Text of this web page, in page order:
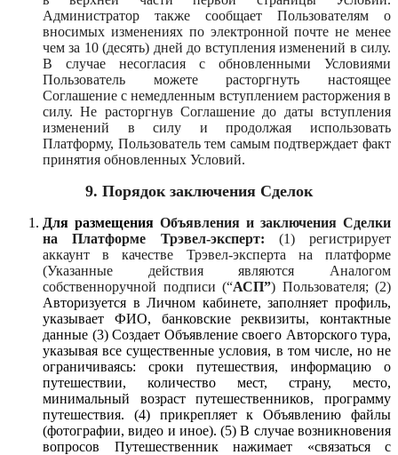
Администратор также сообщает Пользователям о
вносимых изменениях по электронной почте не менее
чем за 10 (десять) дней до вступления изменений в силу.
В случае несогласия с обновленными Условиями
Пользователь можете расторгнуть настоящее
Соглашение с немедленным вступлением расторжения в
силу. Не расторгнув Соглашение до даты вступления
изменений в силу и продолжая использовать
Платформу, Пользователь тем самым подтверждает факт
принятия обновленных Условий.
9. Порядок заключения Сделок
Для размещения Объявления и заключения Сделки
на Платформе Трэвел-эксперт: (1)
регистрирует
аккаунт в качестве Трэвел-эксперта на платформе
(Указанные действия являются Аналогом
собственноручной подписи (“АСП”) Пользователя; (2)
Авторизуется в Личном кабинете, заполняет профиль,
указывает ФИО, банковские реквизиты, контактные
данные (3) Создает Объявление своего Авторского тура,
указывая все существенные условия, в том числе, но не
ограничиваясь: сроки путешествия, информацию о
путешествии, количество мест, страну, место,
минимальный возраст путешественников, программу
путешествия. (4) прикрепляет к Объявлению файлы
(фотографии, видео и иное). (5) В случае возникновения
вопросов Путешественник нажимает «связаться с